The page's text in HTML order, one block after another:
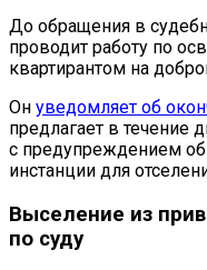
До обращения в
проводит работу по
квартирантом на
Он уведомляет об
предлагает в течение
с предупреждением
инстанции для
Выселение из
по суду